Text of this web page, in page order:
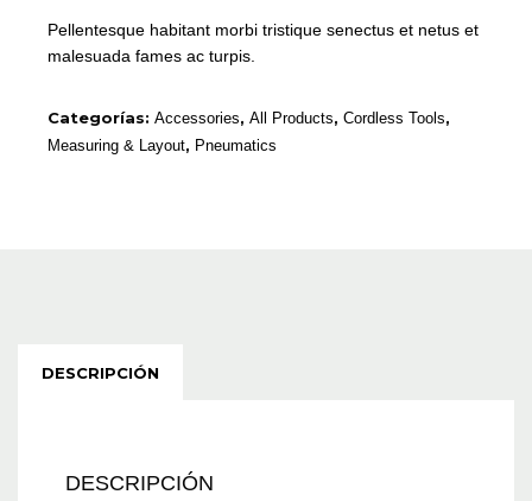
Pellentesque habitant morbi tristique senectus et netus et
malesuada fames ac turpis.
Categorías: Accessories, All Products, Cordless Tools,
Measuring & Layout, Pneumatics
DESCRIPCIÓN
DESCRIPCIÓN